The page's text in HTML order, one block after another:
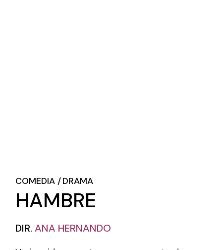
COMEDIA DRAMA
HAMBRE
DIR.ANA HERNANDO